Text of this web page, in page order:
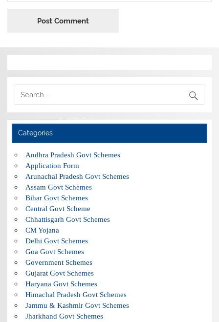
Categories
Andhra Pradesh Govt Schemes
Application Form
Arunachal Pradesh Govt Schemes
Assam Govt Schemes
Bihar Govt Schemes
Central Govt Scheme
Chhattisgarh Govt Schemes
CM Yojana
Delhi Govt Schemes
Goa Govt Schemes
Government Schemes
Gujarat Govt Schemes
Haryana Govt Schemes
Himachal Pradesh Govt Schemes
Jammu & Kashmir Govt Schemes
Jharkhand Govt Schemes